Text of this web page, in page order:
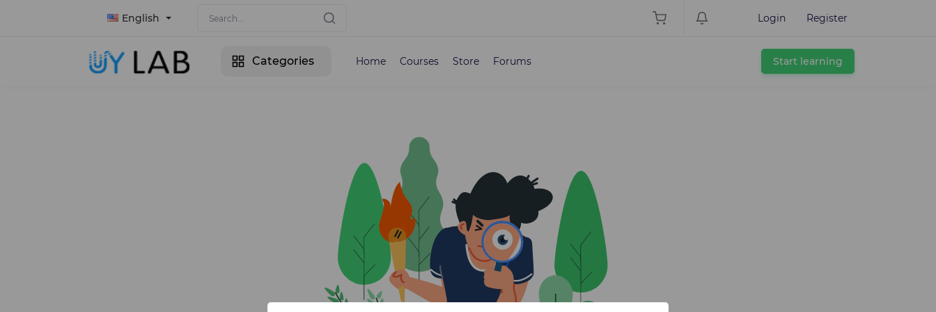
English Login Register
Categories Home Courses Store Forums Start learning